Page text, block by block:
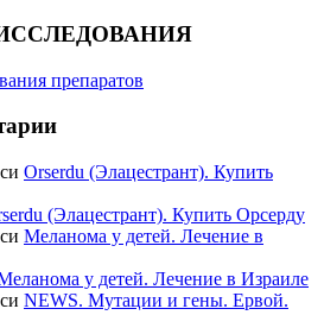
Orserdu (Элацестрант). Купить
(Элацестрант). Купить Орсерду
Меланома у детей. Лечение в
у детей. Лечение в Израиле
NEWS. Мутации и гены. Ервой.